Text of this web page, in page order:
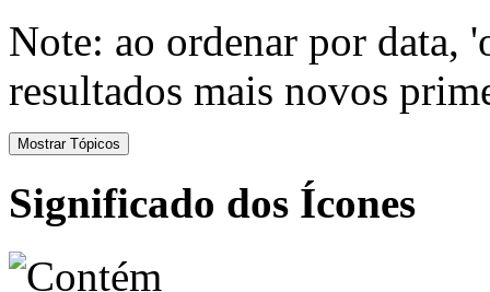
Note: ao ordenar por data,
resultados mais novos
Significado dos Ícones